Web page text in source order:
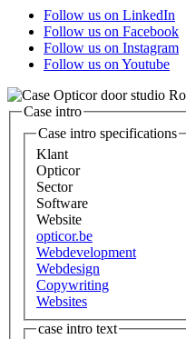
Follow us on LinkedIn
Follow us on Facebook
Follow us on Instagram
Follow us on Youtube
Case intro
Case intro specifications
Klant
Opticor
Sector
Software
Website
opticor.be
Webdevelopment
Webdesign
Copywriting
Websites
case intro text